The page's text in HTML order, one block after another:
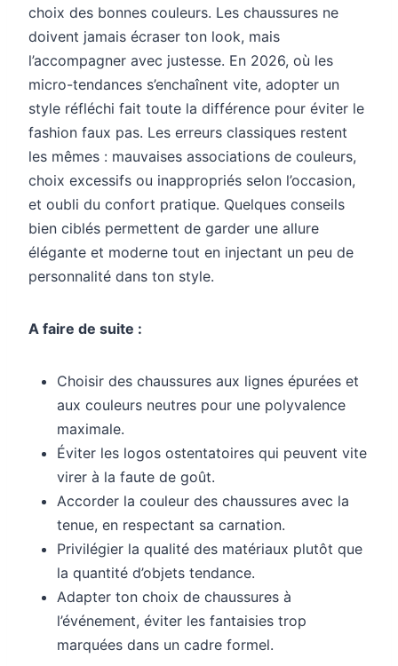
choix des bonnes couleurs. Les chaussures ne
doivent jamais écraser ton look, mais
l’accompagner avec justesse. En 2026, où les
micro-tendances s’enchaînent vite, adopter un
style réfléchi fait toute la différence pour éviter le
fashion faux pas. Les erreurs classiques restent
les mêmes : mauvaises associations de couleurs,
choix excessifs ou inappropriés selon l’occasion,
et oubli du confort pratique. Quelques conseils
bien ciblés permettent de garder une allure
élégante et moderne tout en injectant un peu de
personnalité dans ton style.
A faire de suite :
Choisir des chaussures aux lignes épurées et
aux couleurs neutres pour une polyvalence
maximale.
Éviter les logos ostentatoires qui peuvent vite
virer à la faute de goût.
Accorder la couleur des chaussures avec la
tenue, en respectant sa carnation.
Privilégier la qualité des matériaux plutôt que
la quantité d’objets tendance.
Adapter ton choix de chaussures à
l’événement, éviter les fantaisies trop
marquées dans un cadre formel.